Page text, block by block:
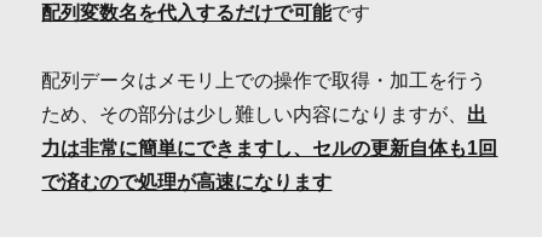
配列変数名を代入するだけで可能です
配列データはメモリ上での操作で取得・加工を行う
ため、その部分は少し難しい内容になりますが、 出
力は非常に簡単にできますし、セルの更新自体も1回
で済むので処理が高速になります